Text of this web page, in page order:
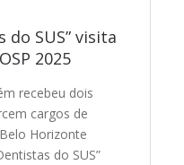
SUS” visita
2025
recebeu dois
cargos de
Horizonte
do SUS”